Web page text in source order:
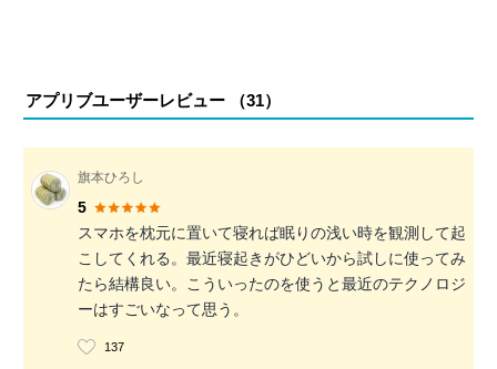
アプリブユーザーレビュー （31）
旗本ひろし
5
スマホを枕元に置いて寝れば眠りの浅い時を観測して起
こしてくれる。最近寝起きがひどいから試しに使ってみ
たら結構良い。こういったのを使うと最近のテクノロジ
ーはすごいなって思う。
137